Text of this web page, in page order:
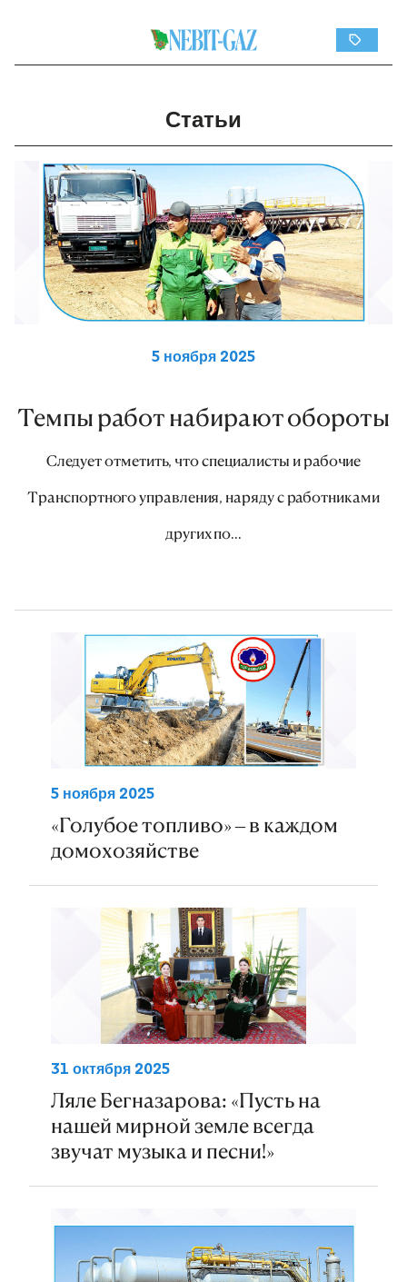
Статьи
5 ноября 2025
Темпы работ набирают обороты
Следует отметить, что специалисты и рабочие
Транспортного управления, наряду с работниками
других по...
5 ноября 2025
«Голубое топливо» – в каждом
домохозяйстве
31 октября 2025
Ляле Бегназарова: «Пусть на
нашей мирной земле всегда
звучат музыка и песни!»